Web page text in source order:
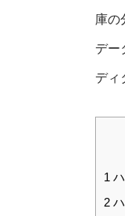
庫の
デー
ディ
1
2